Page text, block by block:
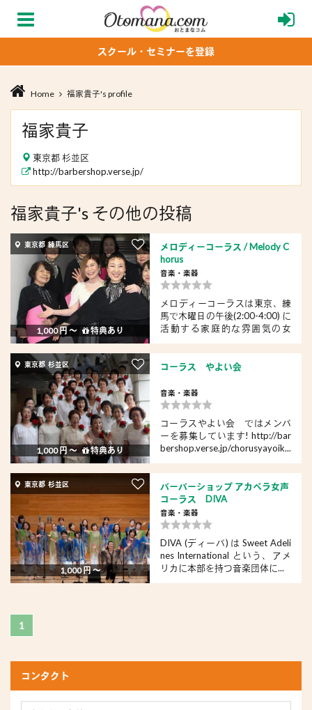
スクール・セミナーを登録
Home 福家貴子's profile
福家貴子
東京都 杉並区
http://barbershop.verse.jp/
福家貴子's その他の投稿
東京都 練馬区
1,000 円 〜 特典あり
メロディーコーラス / Melody C
horus
音楽・楽器
メロディーコーラスは東京、練
馬で木曜日の午後(2:00-4:00) に
活動する家庭的な雰囲気の女
東京都 杉並区
1,000 円 〜 特典あり
コーラス やよい会
音楽・楽器
コーラスやよい会 ではメンバ
ーを募集しています! http://bar
bershop.verse.jp/chorusyayoik...
東京都 杉並区
1,000 円 〜
バーバーショップ アカペラ女声
コーラス DIVA
音楽・楽器
DIVA (ディーバ) は Sweet Adeli
nes International という、アメ
リカに本部を持つ音楽団体に...
1
コンタクト